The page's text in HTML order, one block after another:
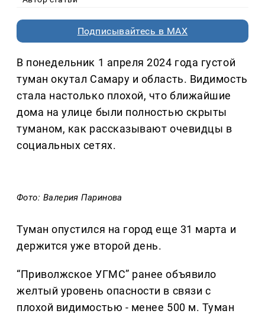
Подписывайтесь в MAX
В понедельник 1 апреля 2024 года густой
туман окутал Самару и область. Видимость
стала настолько плохой, что ближайшие
дома на улице были полностью скрыты
туманом, как рассказывают очевидцы в
социальных сетях.
Фото: Валерия Паринова
Туман опустился на город еще 31 марта и
держится уже второй день.
“Приволжское УГМС” ранее объявило
желтый уровень опасности в связи с
плохой видимостью - менее 500 м. Туман